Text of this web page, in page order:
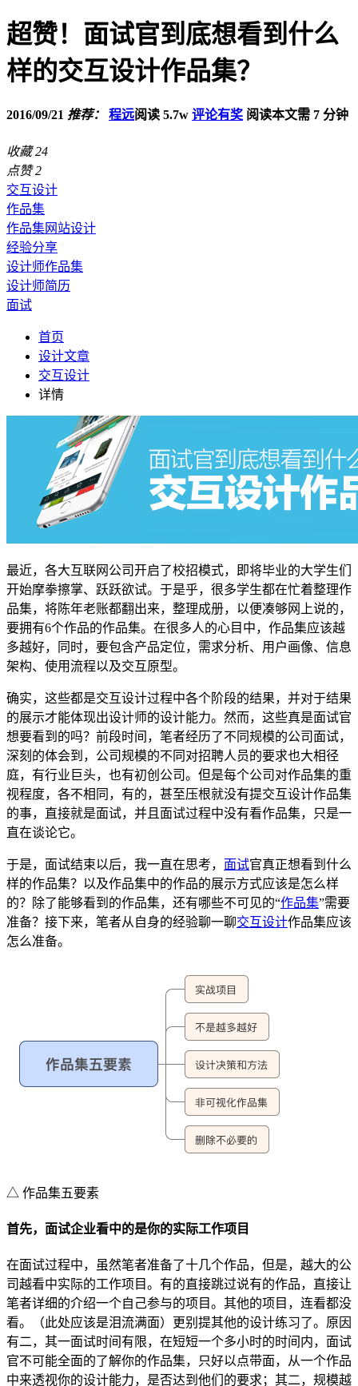
超赞！面试官到底想看到什么
样的交互设计作品集？
2016/09/21 推荐： 程远阅读 5.7w 评论有奖 阅读本文需 7 分钟
收藏 24
点赞 2
交互设计
作品集
作品集网站设计
经验分享
设计师作品集
设计师简历
面试
首页
设计文章
交互设计
详情
最近，各大互联网公司开启了校招模式，即将毕业的大学生们
开始摩拳擦掌、跃跃欲试。于是乎，很多学生都在忙着整理作
品集，将陈年老账都翻出来，整理成册，以便凑够网上说的，
要拥有6个作品的作品集。在很多人的心目中，作品集应该越
多越好，同时，要包含产品定位，需求分析、用户画像、信息
架构、使用流程以及交互原型。
确实，这些都是交互设计过程中各个阶段的结果，并对于结果
的展示才能体现出设计师的设计能力。然而，这些真是面试官
想要看到的吗？前段时间，笔者经历了不同规模的公司面试，
深刻的体会到，公司规模的不同对招聘人员的要求也大相径
庭，有行业巨头，也有初创公司。但是每个公司对作品集的重
视程度，各不相同，有的，甚至压根就没有提交互设计作品集
的事，直接就是面试，并且面试过程中没有看作品集，只是一
直在谈论它。
于是，面试结束以后，我一直在思考， 面试官真正想看到什么
样的作品集？以及作品集中的作品的展示方式应该是怎么样
的？除了能够看到的作品集，还有哪些不可见的“作品集”需要
准备？接下来，笔者从自身的经验聊一聊交互设计作品集应该
怎么准备。
△ 作品集五要素
首先，面试企业看中的是你的实际工作项目
在面试过程中，虽然笔者准备了十几个作品，但是，越大的公
司越看中实际的工作项目。有的直接跳过说有的作品，直接让
笔者详细的介绍一个自己参与的项目。其他的项目，连看都没
看。（此处应该是泪流满面）更别提其他的设计练习了。原因
有二，其一面试时间有限，在短短一个多小时的时间内，面试
官不可能全面的了解你的作品集，只好以点带面，从一个作品
中来透视你的设计能力，是否达到他们的要求；其二，规模越